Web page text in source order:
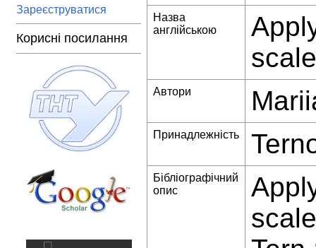
Зареєструватися
Корисні посилання
Назва
англійською
Автори
Принадлежність
Бібліографічний
опис